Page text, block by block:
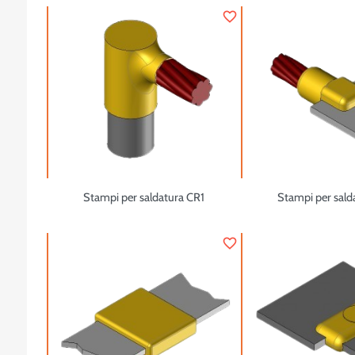
Stampi per saldatura CR1
favorite_border
Stampi per
favorite_border